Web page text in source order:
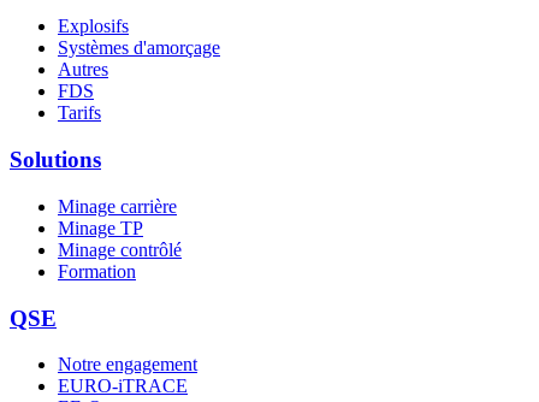
Explosifs
Systèmes d'amorçage
Autres
FDS
Tarifs
Solutions
Minage carrière
Minage TP
Minage contrôlé
Formation
QSE
Notre engagement
EURO-iTRACE